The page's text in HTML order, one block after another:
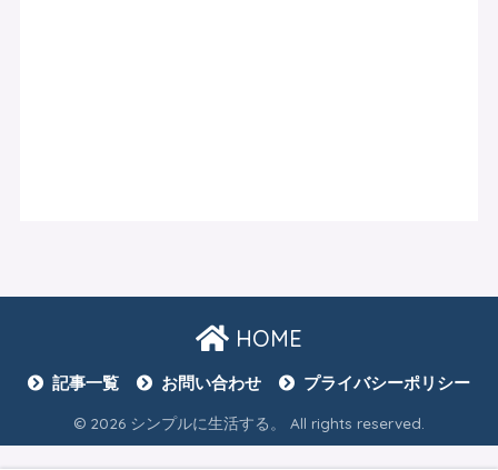
HOME
記事一覧 お問い合わせ プライバシーポリシー
© 2026 シンプルに生活する。 All rights reserved.